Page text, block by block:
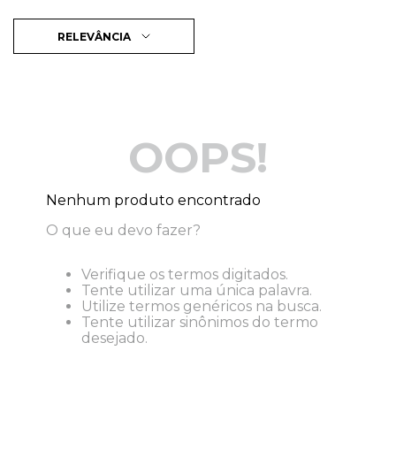
RELEVÂNCIA
OOPS!
Nenhum produto encontrado
O que eu devo fazer?
Verifique os termos digitados.
Tente utilizar uma única palavra.
Utilize termos genéricos na busca.
Tente utilizar sinônimos do termo
desejado.